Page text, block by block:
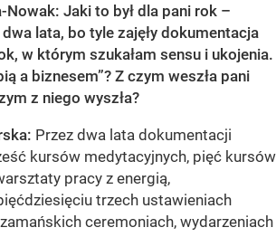
Jaki to był dla pani rok –
lata, bo tyle zajęły dokumentacja
w którym szukałam sensu i ukojenia.
a biznesem”? Z czym weszła pani
z niego wyszła?
Przez dwa lata dokumentacji
kursów medytacyjnych, pięć kursów
pracy z energią,
trzech ustawieniach
ceremoniach, wydarzeniach